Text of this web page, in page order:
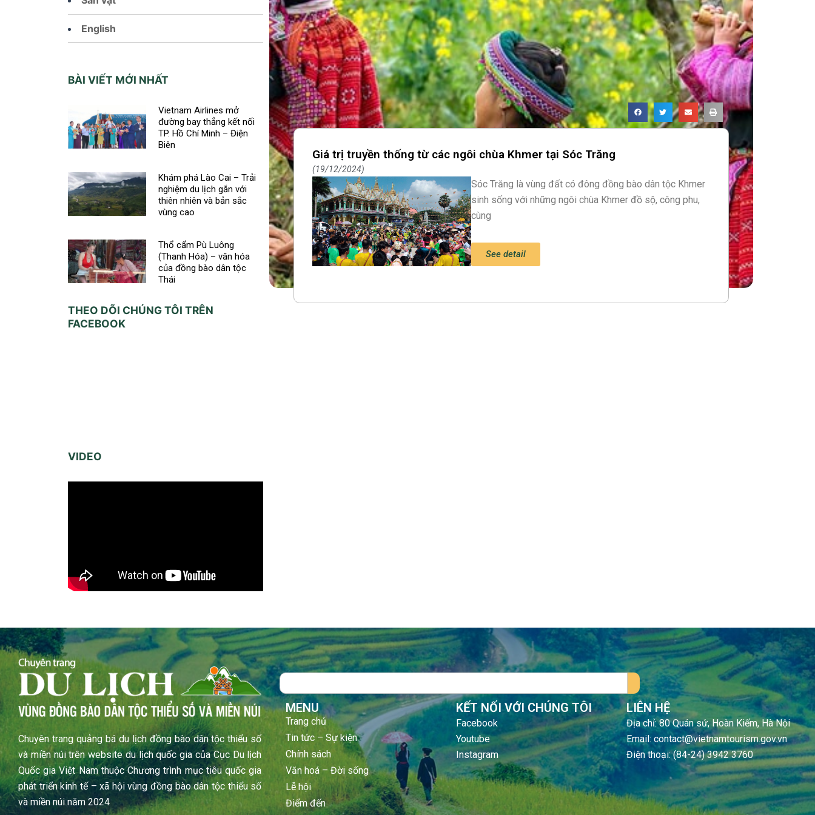
English
BÀI VIẾT MỚI NHẤT
Vietnam Airlines mở
đường bay thẳng kết nối
TP. Hồ Chí Minh – Điện
Biên
Khám phá Lào Cai – Trải
nghiệm du lịch gắn với
thiên nhiên và bản sắc
vùng cao
Thổ cẩm Pù Luông
(Thanh Hóa) – văn hóa
của đồng bào dân tộc
Thái
THEO DÕI CHÚNG TÔI TRÊN
FACEBOOK
VIDEO
Giá trị truyền thống từ các ngôi chùa Khmer tại Sóc Trăng
19/12/2024
Sóc Trăng là vùng đất có đông đồng bào dân tộc Khmer
sinh sống với những ngôi chùa Khmer đồ sộ, công phu,
cùng
See detail
Chuyên trang quảng bá du lịch đồng bào dân tộc thiểu số
và miền núi trên website du lịch quốc gia của Cục Du lịch
Quốc gia Việt Nam thuộc Chương trình mục tiêu quốc gia
phát triển kinh tế – xã hội vùng đồng bào dân tộc thiểu số
và miền núi năm 2024
Search
MENU
Trang chủ
Tin tức – Sự kiện
Chính sách
Văn hoá – Đời sống
Lễ hội
Điểm đến
KẾT NỐI VỚI CHÚNG TÔI
Facebook
Youtube
Instagram
LIÊN HỆ
Địa chỉ: 80 Quán sứ, Hoàn Kiếm, Hà Nội
Email: contact@vietnamtourism.gov.vn
Điện thoại: (84-24) 3942 3760